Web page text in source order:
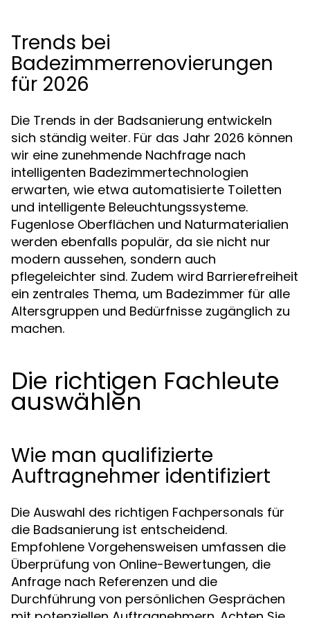
Trends bei
Badezimmerrenovierungen
für 2026
Die Trends in der Badsanierung entwickeln
sich ständig weiter. Für das Jahr 2026 können
wir eine zunehmende Nachfrage nach
intelligenten Badezimmertechnologien
erwarten, wie etwa automatisierte Toiletten
und intelligente Beleuchtungssysteme.
Fugenlose Oberflächen und Naturmaterialien
werden ebenfalls populär, da sie nicht nur
modern aussehen, sondern auch
pflegeleichter sind. Zudem wird Barrierefreiheit
ein zentrales Thema, um Badezimmer für alle
Altersgruppen und Bedürfnisse zugänglich zu
machen.
Die richtigen Fachleute
auswählen
Wie man qualifizierte
Auftragnehmer identifiziert
Die Auswahl des richtigen Fachpersonals für
die Badsanierung ist entscheidend.
Empfohlene Vorgehensweisen umfassen die
Überprüfung von Online-Bewertungen, die
Anfrage nach Referenzen und die
Durchführung von persönlichen Gesprächen